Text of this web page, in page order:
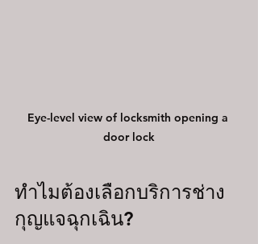
Eye-level view of locksmith opening a
door lock
ทำไมต้องเลือกบริการช่าง
กุญแจฉุกเฉิน?